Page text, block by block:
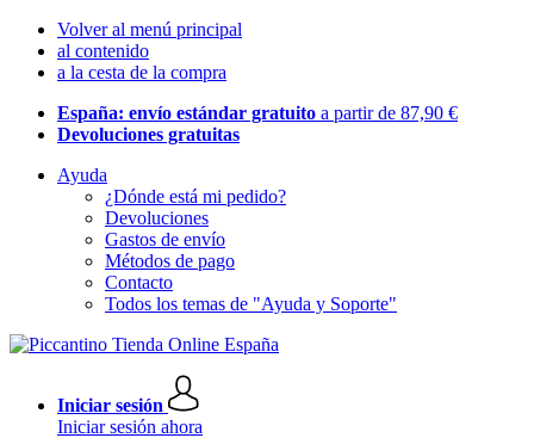
Volver al menú principal
al contenido
a la cesta de la compra
España: envío estándar gratuito a partir de 87,90 €
Devoluciones gratuitas
Ayuda
¿Dónde está mi pedido?
Devoluciones
Gastos de envío
Métodos de pago
Contacto
Todos los temas de "Ayuda y Soporte"
Iniciar sesión
Iniciar sesión ahora